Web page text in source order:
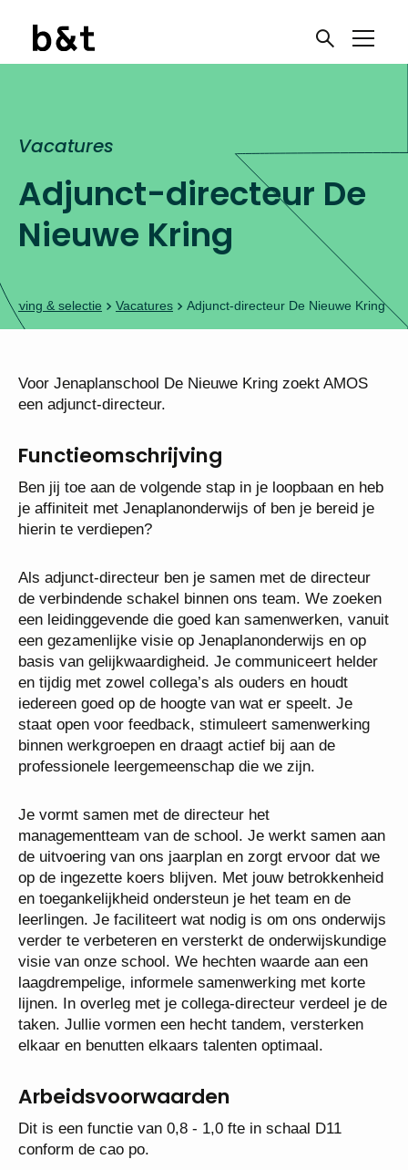
Adjunct-directeur De
Nieuwe Kring
Vacatures
& selectie Vacatures Adjunct-directeur De Nieuwe Kring
Voor Jenaplanschool De Nieuwe Kring zoekt AMOS
een adjunct-directeur.
Functieomschrijving
Ben jij toe aan de volgende stap in je loopbaan en
heb je affiniteit met Jenaplanonderwijs of ben je
bereid je hierin te verdiepen?
Als adjunct-directeur ben je samen met de directeur
de verbindende schakel binnen ons team. We
zoeken een leidinggevende die goed kan
samenwerken, vanuit een gezamenlijke visie op
Jenaplanonderwijs en op basis van
gelijkwaardigheid. Je communiceert helder en tijdig
met zowel collega’s als ouders en houdt iedereen
goed op de hoogte van wat er speelt. Je staat open
voor feedback, stimuleert samenwerking binnen
werkgroepen en draagt actief bij aan de
Je vormt samen met de directeur het
managementteam van de school. Je werkt samen
aan de uitvoering van ons jaarplan en zorgt ervoor
dat we op de ingezette koers blijven. Met jouw
betrokkenheid en toegankelijkheid ondersteun je het
team en de leerlingen. Je faciliteert wat nodig is om
ons onderwijs verder te verbeteren en versterkt de
onderwijskundige visie van onze school. We
hechten waarde aan een laagdrempelige, informele
samenwerking met korte lijnen. In overleg met je
collega-directeur verdeel je de taken. Jullie vormen
elkaars talenten optimaal.
Arbeidsvoorwaarden